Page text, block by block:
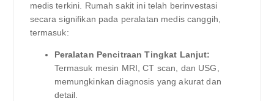
medis terkini. Rumah sakit ini telah berinvestasi
secara signifikan pada peralatan medis canggih,
termasuk:
Peralatan Pencitraan Tingkat Lanjut:
Termasuk mesin MRI, CT scan, dan USG,
memungkinkan diagnosis yang akurat dan
detail.